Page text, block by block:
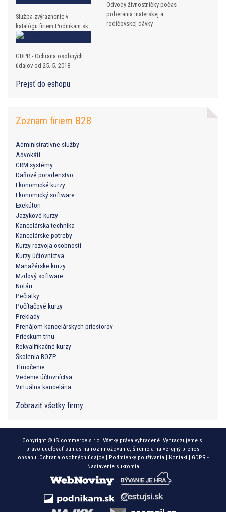
Služba zvýraznenie v
katalógu firiem Podnikam.sk
Odvody živnostníčky počas
poberania materskej a
rodičovskej dávky
GDPR - Ochrana osobných
údajov od 25. 5. 2018
Prejsť do eshopu
Zoznam firiem B2B
Administratívne služby
Advokáti
CRM systémy
Daňové poradenstvo
Ekonomické kurzy
Ekonomický software
Exekútori
Jazykové kurzy
Kancelárska technika
Kancelárske potreby
Kurzy rozvoja osobnosti
Kurzy účtovníctva
Manažérske kurzy
Mzdový software
Notári
Pečiatky
Počítačové kurzy
Preklady
Prenájom kancelárskych priestorov
Prieskum trhu
Rekvalifikačné kurzy
Školenia BOZP
Tlmočenie
Vedenie účtovníctva
Virtuálna kancelária
Zobraziť všetky firmy
Copyright © iSicommerce s.r.o. Všetky práva vyhradené. Vyhradzujeme si
právo udeľovať súhlas na rozmnožovanie, šírenie a na verejný prenos
obsahu. Ochrana osobných údajov| Podmienky používania | Kontakt| GDPR -
Nastavenie sukromia